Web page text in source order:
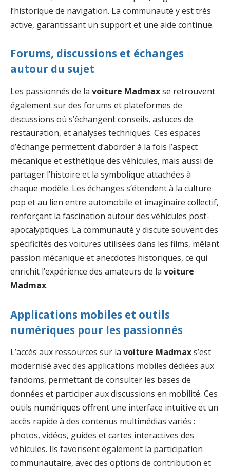
l’historique de navigation. La communauté y est très
active, garantissant un support et une aide continue.
Forums, discussions et échanges
autour du sujet
Les passionnés de la voiture Madmaxse retrouvent
également sur des forums et plateformes de
discussions où s’échangent conseils, astuces de
restauration, et analyses techniques. Ces espaces
d’échange permettent d’aborder à la fois l’aspect
mécanique et esthétique des véhicules, mais aussi de
partager l’histoire et la symbolique attachées à
chaque modèle. Les échanges s’étendent à la culture
pop et au lien entre automobile et imaginaire collectif,
renforçant la fascination autour des véhicules post-
apocalyptiques. La communauté y discute souvent des
spécificités des voitures utilisées dans les films, mêlant
passion mécanique et anecdotes historiques, ce qui
enrichit l’expérience des amateurs de la voiture
Madmax.
Applications mobiles et outils
numériques pour les passionnés
L’accès aux ressources sur la voiture Madmaxs’est
modernisé avec des applications mobiles dédiées aux
fandoms, permettant de consulter les bases de
données et participer aux discussions en mobilité. Ces
outils numériques offrent une interface intuitive et un
accès rapide à des contenus multimédias variés :
photos, vidéos, guides et cartes interactives des
véhicules. Ils favorisent également la participation
communautaire, avec des options de contribution et